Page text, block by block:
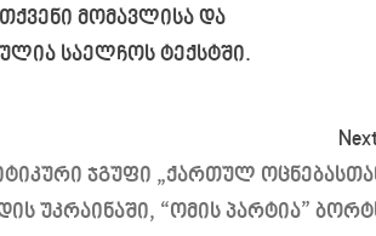
მომავლისა და
საელჩოს ტექსტში.
ჯგუფი „ქართულ
უკრაინაში, “ომის პარტია”